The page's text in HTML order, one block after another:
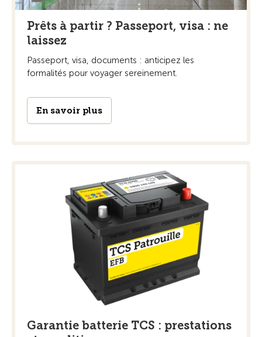
Prêts à partir ? Passeport, visa : ne
laissez
Passeport, visa, documents : anticipez les
formalités pour voyager sereinement.
En savoir plus
Garantie batterie TCS : prestations